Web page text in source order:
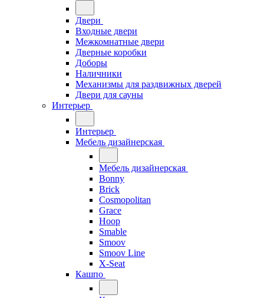
Двери
Входные двери
Межкомнатные двери
Дверные коробки
Доборы
Наличники
Механизмы для раздвижных дверей
Двери для сауны
Интерьер
Интерьер
Мебель дизайнерская
Мебель дизайнерская
Bonny
Brick
Cosmopolitan
Grace
Hoop
Smable
Smoov
Smoov Line
X-Seat
Кашпо